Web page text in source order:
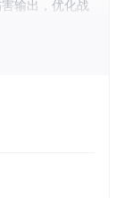
输出，优化战
数据。